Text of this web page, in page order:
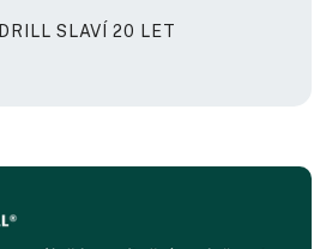
DRILL SLAVÍ 20 LET